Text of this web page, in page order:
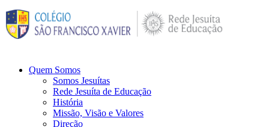
Quem Somos
Somos Jesuítas
Rede Jesuíta de Educação
História
Missão, Visão e Valores
Direção